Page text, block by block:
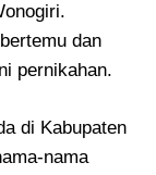
dan
pernikahan.
di Kabupaten
nama